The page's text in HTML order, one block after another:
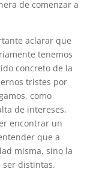
de comenzar a
aclarar que
tenemos
concreto de la
tristes por
como
de intereses,
encontrar un
que a
misma, sino la
ser distintas.